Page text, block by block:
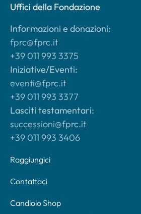
Uffici della Fondazione
Informazioni e donazioni:
fprc@fprc.it
+39 011 993 3375
Iniziative/Eventi:
eventi@fprc.it
+39 011 993 3377
Lasciti testamentari:
successioni@fprc.it
+39 011 993 3406
Raggiungici
Contattaci
Candiolo Shop